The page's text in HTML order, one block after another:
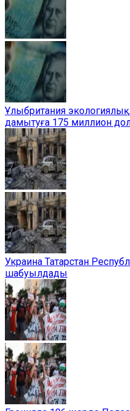
Ұлыбритания экологиялық
дамытуға 175 миллион
Украина Татарстан
шабуылдады